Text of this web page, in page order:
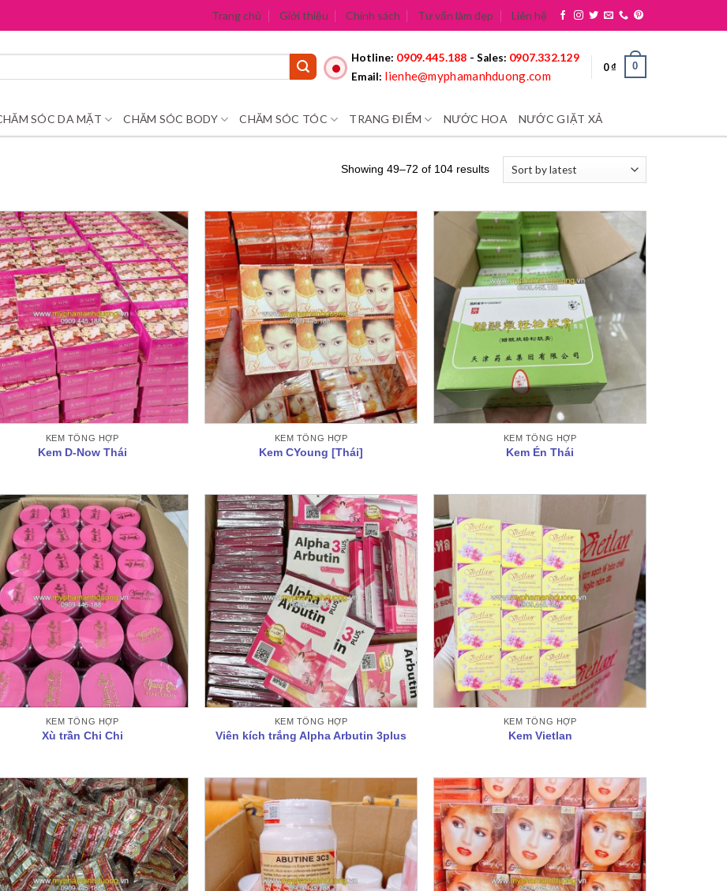
Trang chủ Giới thiệu Chính sách Tư vấn làm đẹp Liên hệ
Hotline: 0909.445.188 - Sales: 0907.332.129
Email: lienhe@myphamanhduong.com
0₫ 0
SÓC DA MẶT CHĂM SÓC BODY CHĂM SÓC TÓC TRANG ĐIỂM NƯỚC HOA NƯỚC GIẶT XẢ
Showing 49–72 of 104 results
KEM TỔNG HỢP
Kem D-Now Thái
KEM TỔNG HỢP
Kem CYoung [Thái]
KEM TỔNG HỢP
Kem Én Thái
KEM TỔNG HỢP
Xù trần Chi Chi
KEM TỔNG HỢP
Viên kích trắng Alpha Arbutin 3plus
KEM TỔNG HỢP
Kem Vietlan